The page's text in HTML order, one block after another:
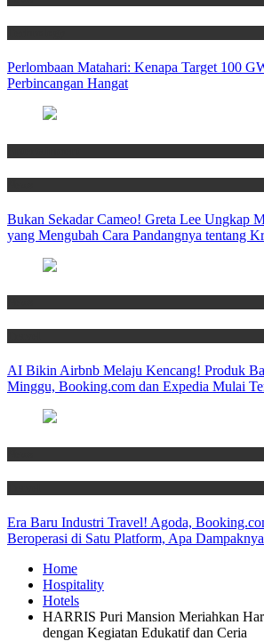
Perlombaan Matahari: Kenapa Target 100
Perbincangan Hangat
Bukan Sekadar Cameo! Greta Lee Ungkap
yang Mengubah Cara Pandangnya tentang
AI Bikin Airbnb Melaju Kencang! Produk
Minggu, Booking.com dan Expedia Mulai
Era Baru Industri Travel! Agoda,
Beroperasi di Satu Platform, Apa
Home
Hospitality
Hotels
HARRIS Puri Mansion Meriahkan
dengan Kegiatan Edukatif dan Ceria